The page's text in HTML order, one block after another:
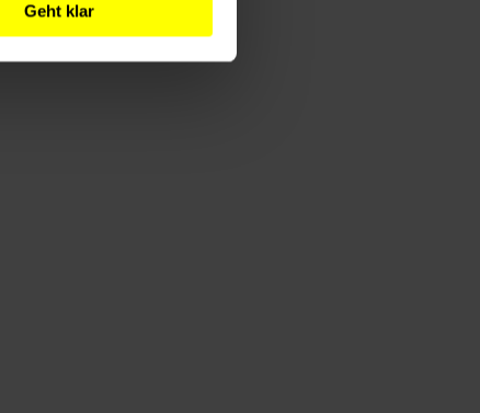
Geht klar